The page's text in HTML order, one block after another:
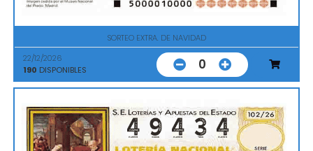
SORTEO EXTRA. DE NAVIDAD
22/12/2026
190 DISPONIBLES 0